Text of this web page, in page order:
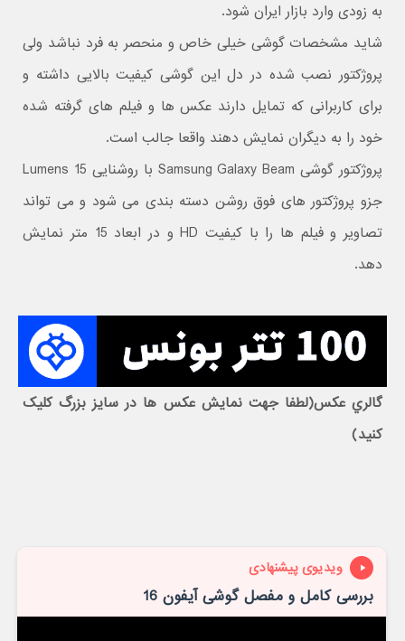
به زودی وارد بازار ایران شود.
شاید مشخصات گوشی خیلی خاص و منحصر به فرد نباشد ولی
پروژکتور نصب شده در دل این گوشی کیفیت بالایی داشته و
برای کاربرانی که تمایل دارند عکس ها و فیلم های گرفته شده
خود را به دیگران نمایش دهند واقعا جالب است.
پروژکتور گوشی Samsung Galaxy Beam با روشنایی 15 Lumens
جزو پروژکتور های فوق روشن دسته بندی می شود و می تواند
تصاویر و فیلم ها را با کیفیت HD و در ابعاد 15 متر نمایش
دهد.
گالري عکس(لطفا جهت نمايش عکس ها در سايز بزرگ کليک
کنيد)
ویدیوی پیشنهادی
بررسی کامل و مفصل گوشی آیفون 16